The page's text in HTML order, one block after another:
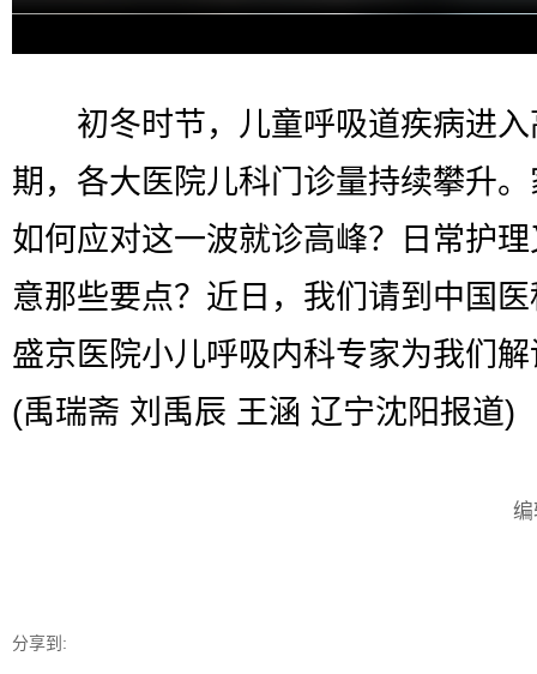
初冬时节，儿童呼吸道疾病进入
期，各大医院儿科门诊量持续攀升
如何应对这一波就诊高峰？日常护
意那些要点？近日，我们请到中国
盛京医院小儿呼吸内科专家为我们
(禹瑞斋 刘禹辰 王涵 辽宁沈阳报道)
分享到: